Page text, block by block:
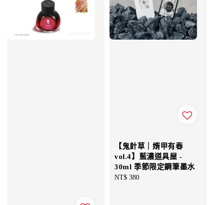
【鬼針草｜媠甲有春
vol.4】藍濃道具屋 -
30ml 季節限定鋼筆墨水
Regular
NT$ 380